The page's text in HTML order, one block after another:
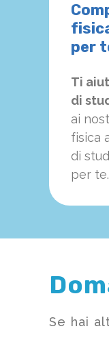
per
Ti
di
ai
fisica
di
per te.
Se hai